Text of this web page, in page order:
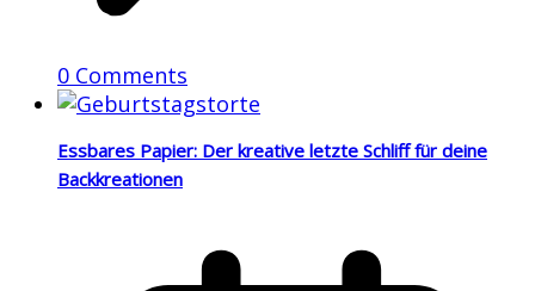
0 Comments
Essbares Papier: Der kreative letzte Schliff für deine
Backkreationen